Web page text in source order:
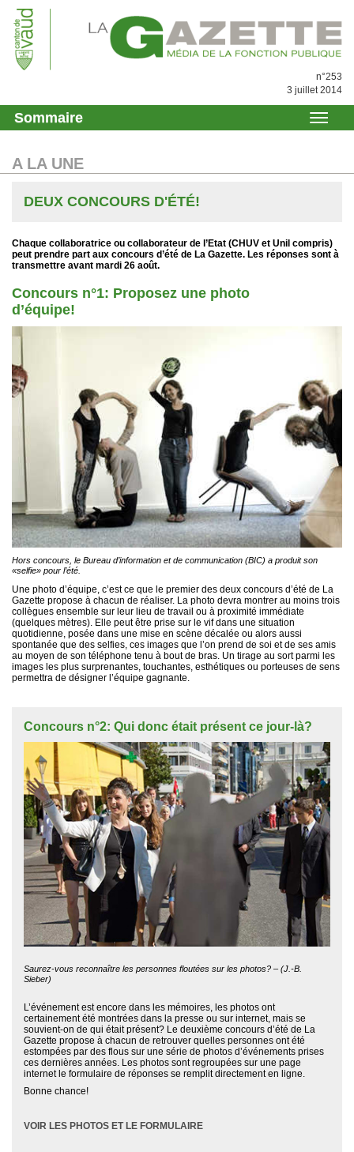
n°253
3 juillet 2014
Sommaire
A LA UNE
DEUX CONCOURS D'ÉTÉ!
Chaque collaboratrice ou collaborateur de l’Etat (CHUV et Unil compris)
peut prendre part aux concours d’été de La Gazette. Les réponses sont à
transmettre avant mardi 26 août.
Concours n°1: Proposez une photo
d’équipe!
Hors concours, le Bureau d’information et de communication (BIC) a produit son
«selfie» pour l’été.
Une photo d’équipe, c’est ce que le premier des deux concours d’été de La
Gazette propose à chacun de réaliser. La photo devra montrer au moins trois
collègues ensemble sur leur lieu de travail ou à proximité immédiate
(quelques mètres). Elle peut être prise sur le vif dans une situation
quotidienne, posée dans une mise en scène décalée ou alors aussi
spontanée que des selfies, ces images que l’on prend de soi et de ses amis
au moyen de son téléphone tenu à bout de bras. Un tirage au sort parmi les
images les plus surprenantes, touchantes, esthétiques ou porteuses de sens
permettra de désigner l’équipe gagnante.
Concours n°2: Qui donc était présent ce jour-là?
Saurez-vous reconnaître les personnes floutées sur les photos? – (J.-B.
Sieber)
L’événement est encore dans les mémoires, les photos ont
certainement été montrées dans la presse ou sur internet, mais se
souvient-on de qui était présent? Le deuxième concours d’été de La
Gazette propose à chacun de retrouver quelles personnes ont été
estompées par des flous sur une série de photos d’événements prises
ces dernières années. Les photos sont regroupées sur une page
internet le formulaire de réponses se remplit directement en ligne.
Bonne chance!
VOIR LES PHOTOS ET LE FORMULAIRE